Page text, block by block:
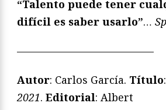
“Talento puede tener
difícil es saber usarlo”…
—————————————
Autor: Carlos García. Título:
2021. Editorial: Albert